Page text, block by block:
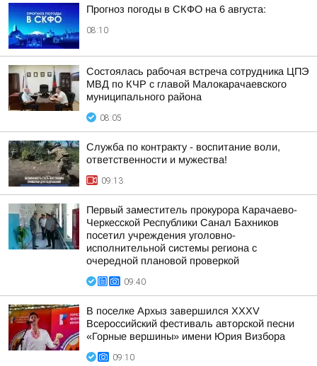
Прогноз погоды в СКФО на 6 августа:
08:10
Состоялась рабочая встреча сотрудника ЦПЭ
МВД по КЧР с главой Малокарачаевского
муниципального района
08:05
Служба по контракту - воспитание воли,
ответственности и мужества!
09:13
Первый заместитель прокурора Карачаево-
Черкесской Республики Санал Бахников
посетил учреждения уголовно-
исполнительной системы региона с
очередной плановой проверкой
09:40
В поселке Архыз завершился XXXV
Всероссийский фестиваль авторской песни
«Горные вершины» имени Юрия Визбора
09:10